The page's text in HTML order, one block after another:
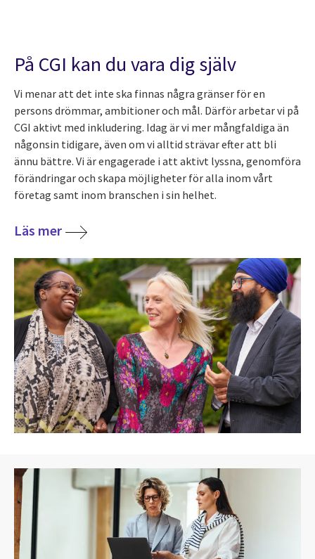
På CGI kan du vara dig själv
Vi menar att det inte ska finnas några gränser för en
persons drömmar, ambitioner och mål. Därför arbetar vi på
CGI aktivt med inkludering. Idag är vi mer mångfaldiga än
någonsin tidigare, även om vi alltid strävar efter att bli
ännu bättre. Vi är engagerade i att aktivt lyssna, genomföra
förändringar och skapa möjligheter för alla inom vårt
företag samt inom branschen i sin helhet.
Läs mer